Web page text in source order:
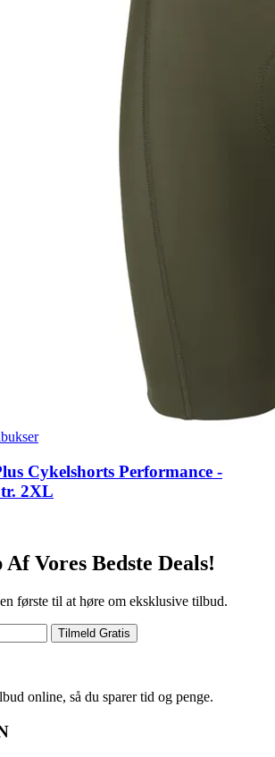
Cykelshorts Performance -
2XL
Vores Bedste Deals!
første til at høre om eksklusive tilbud.
Tilmeld Gratis
online, så du sparer tid og penge.